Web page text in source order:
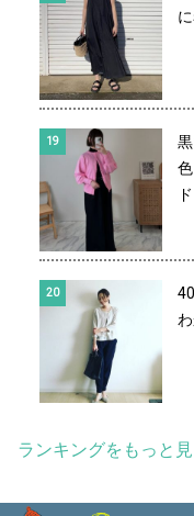
ド
ランキングをもっと見